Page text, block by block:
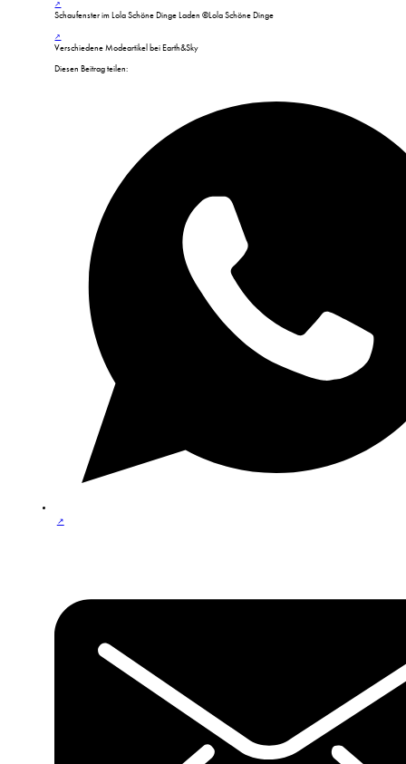
Schaufenster im Lola Schöne Dinge Laden ©Lola Schöne Dinge
Verschiedene Modeartikel bei Earth&Sky